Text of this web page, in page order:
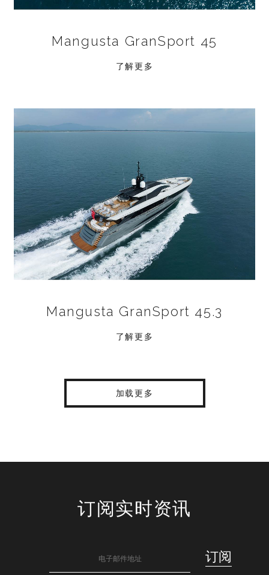
Mangusta GranSport 45
了解更多
Mangusta GranSport 45.3
了解更多
加载更多
订阅实时资讯